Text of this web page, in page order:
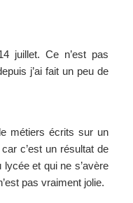
juillet. Ce n’est pas
j’ai fait un peu de
métiers écrits sur un
c’est un résultat de
lycée et qui ne s’avère
pas vraiment jolie.